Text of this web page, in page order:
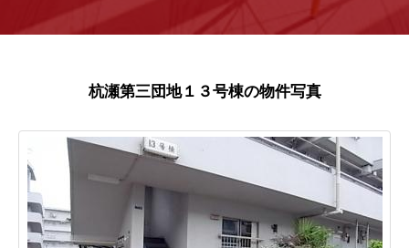
杭瀬第三団地１３号棟の物件写真